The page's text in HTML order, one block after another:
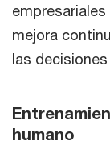
mejora
las
humano